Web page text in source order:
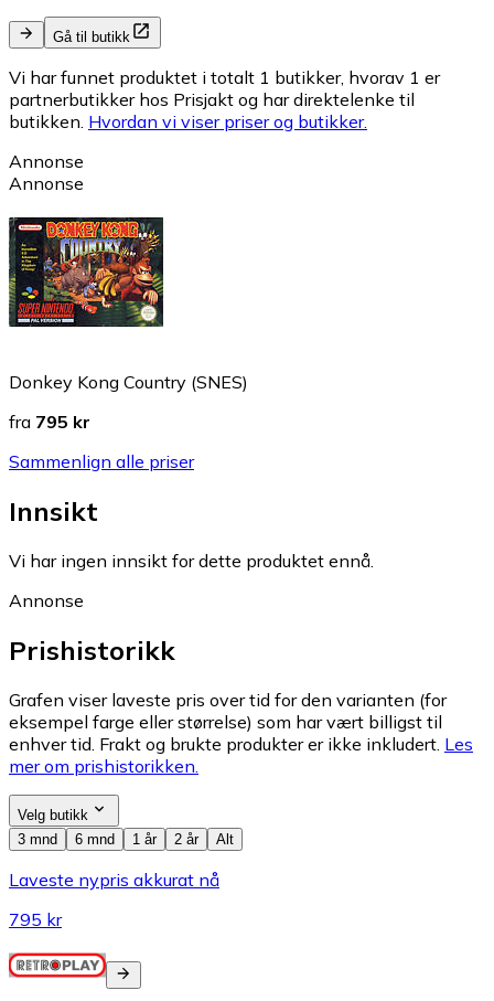
Gå til butikk
Vi har funnet produktet i totalt 1 butikker, hvorav 1 er
partnerbutikker hos Prisjakt og har direktelenke til
butikken. Hvordan vi viser priser og butikker.
Annonse
Annonse
Donkey Kong Country (SNES)
fra 795 kr
Sammenlign alle priser
Innsikt
Vi har ingen innsikt for dette produktet ennå.
Annonse
Prishistorikk
Grafen viser laveste pris over tid for den varianten (for
eksempel farge eller størrelse) som har vært billigst til
enhver tid. Frakt og brukte produkter er ikke inkludert. Les
mer om prishistorikken.
Velg butikk
3 mnd
6 mnd 1 år 2 år Alt
Laveste nypris akkurat nå
795 kr